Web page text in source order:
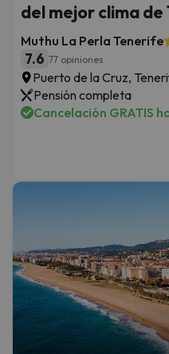
del mejor clima
Muthu La Perla Tenerife
7.6 77 opiniones
Puerto de la Cruz,
Pensión completa
Cancelación GRATIS